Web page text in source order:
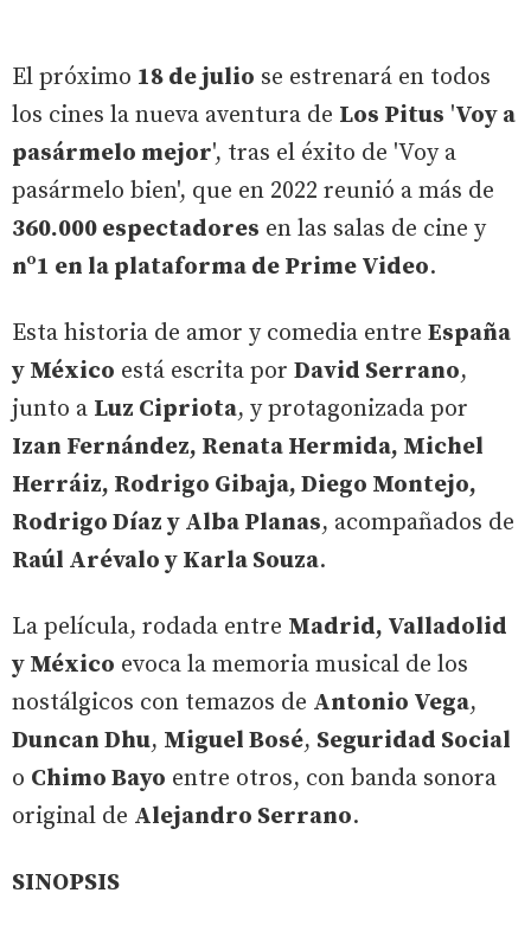
El próximo 18 de julio se estrenará en todos
los cines la nueva aventura de Los Pitus 'Voy a
pasármelo mejor', tras el éxito de 'Voy a
pasármelo bien', que en 2022 reunió a más de
360.000 espectadores en las salas de cine y
nº1 en la plataforma de Prime Video.
Esta historia de amor y comedia entre España
y México está escrita por David Serrano,
junto a Luz Cipriota, y protagonizada por
Izan Fernández, Renata Hermida, Michel
Herráiz, Rodrigo Gibaja, Diego Montejo,
Rodrigo Díaz y Alba Planas, acompañados de
Raúl Arévalo y Karla Souza.
La película, rodada entre Madrid, Valladolid
y México evoca la memoria musical de los
nostálgicos con temazos de Antonio Vega,
Duncan Dhu, Miguel Bosé, Seguridad Social
o Chimo Bayo entre otros, con banda sonora
original de Alejandro Serrano.
SINOPSIS